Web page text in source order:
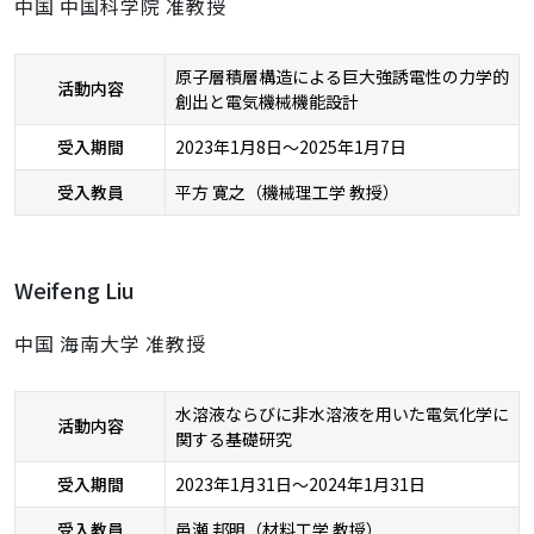
中国 中国科学院 准教授
活動内容
原子層積層構造による巨大強誘電性の力学的
創出と電気機械機能設計
受入期間
2023年1月8日～2025年1月7日
受入教員
平方 寛之（機械理工学 教授）
Weifeng Liu
中国 海南大学 准教授
活動内容
水溶液ならびに非水溶液を用いた電気化学に
関する基礎研究
受入期間
2023年1月31日～2024年1月31日
受入教員
邑瀬 邦明（材料工学 教授）